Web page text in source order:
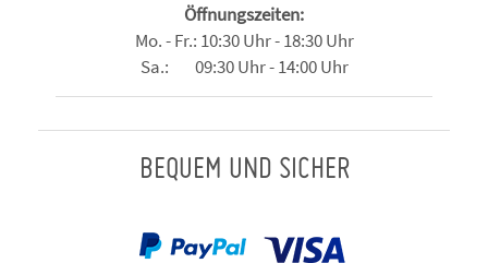
Öffnungszeiten:
Mo. - Fr.: 10:30 Uhr - 18:30 Uhr
Sa.: 09:30 Uhr - 14:00 Uhr
BEQUEM UND SICHER